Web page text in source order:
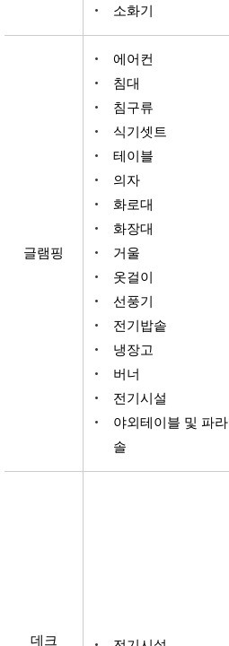
소화기
글램핑
에어컨
침대
침구류
식기셋트
테이블
의자
화로대
화장대
거울
옷걸이
선풍기
전기밥솥
냉장고
버너
전기시설
야외테이블 및 파라
솔
데크